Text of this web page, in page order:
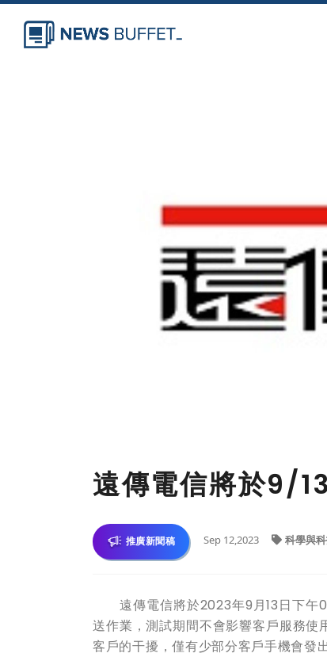
遠傳電信將於9/
推廣新聞稿 Sep 12,2023 科學與
遠傳電信將於2023年9月13日下午
送作業，測試期間不會影響客戶服務
客戶的干擾，僅有少部分客戶手機會發